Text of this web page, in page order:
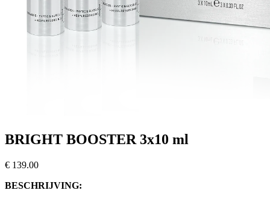
BRIGHT BOOSTER 3x10 ml
€ 139.00
BESCHRIJVING: